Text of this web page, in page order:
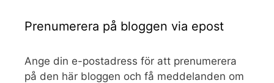
Prenumerera på bloggen via epost
Ange din e-postadress för att prenumerera
på den här bloggen och få meddelanden om